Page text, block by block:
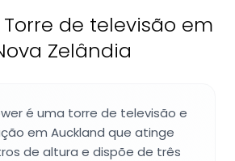
Torre de televisão em
Zelândia
é uma torre de televisão e
em Auckland que atinge
de altura e dispõe de três